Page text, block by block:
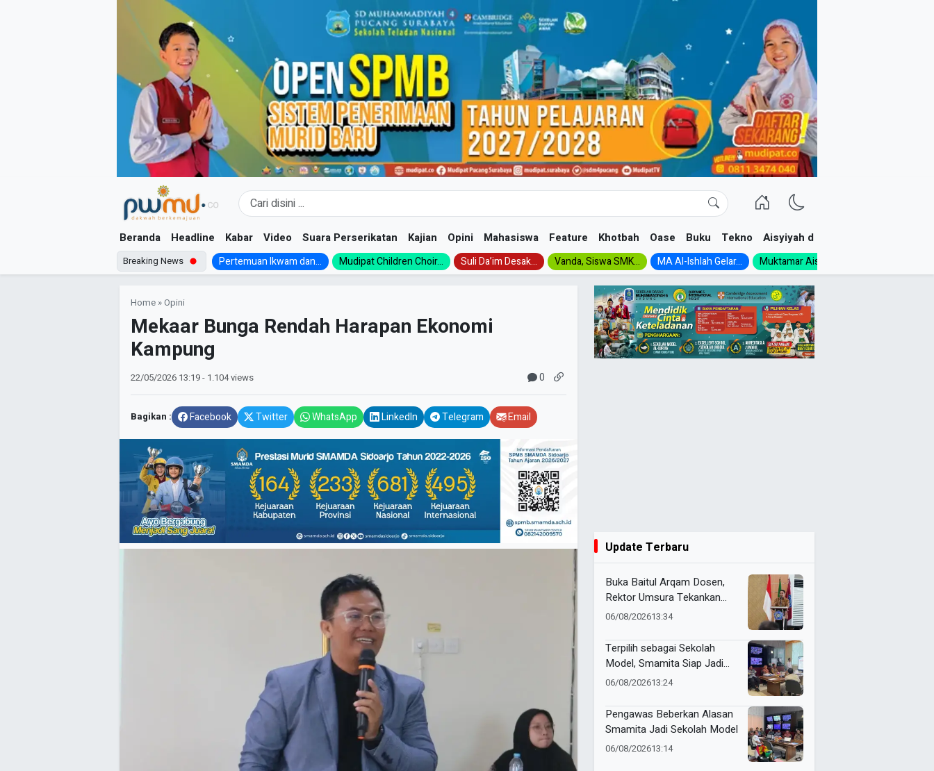
Beranda Headline Kabar Video Suara Perserikatan Kajian Opini Mahasiswa Feature Khotbah Oase Buku Tekno Aisyiyah dan NA
Breaking News Pertemuan Ikwam dan... Mudipat Children Choir... Suli Da’im Desak... Vanda, Siswa SMK... MA Al-Ishlah Gelar... Muktamar Aisyiyah 1926:...
Home »Opini
Mekaar Bunga Rendah Harapan Ekonomi
Kampung
22/05/2026 13:19- 1.104 views 0
Bagikan : Facebook Twitter WhatsApp LinkedIn Telegram Email
Update Terbaru
Buka Baitul Arqam Dosen,
Rektor Umsura Tekankan
Integritas dan Nilai AIK
06/08/202613:34
Terpilih sebagai Sekolah
Model, Smamita Siap Jadi
Laboratorium Inovasi
06/08/202613:24
Pengawas Beberkan Alasan
Smamita Jadi Sekolah Model
06/08/202613:14